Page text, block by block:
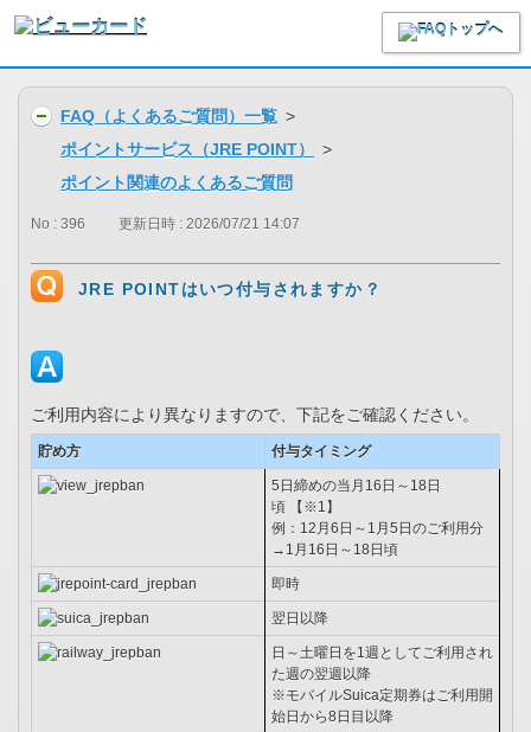
FAQ（よくあるご質問）一覧 >
ポイントサービス（JRE POINT）
>
ポイント関連のよくあるご質問
No : 396 更新日時 : 2026/07/21 14:07
JRE POINTはいつ付与されますか？
ご利用内容により異なりますので、下記をご確認ください。
貯め方 付与タイミング
5日締めの当月16日～18日
頃 【※1】
例：12月6日～1月5日のご利用分
→1月16日～18日頃
即時
翌日以降
日～土曜日を1週としてご利用され
た週の翌週以降
※モバイルSuica定期券はご利用開
始日から8日目以降